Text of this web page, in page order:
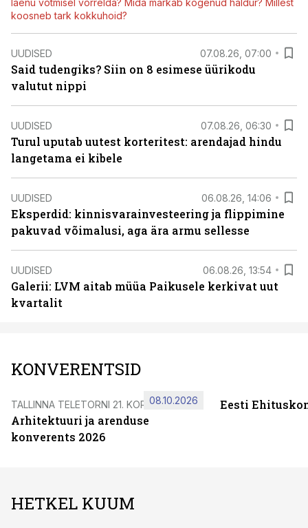
laenu võtmisel võrrelda? Mida märkab kogenud haldur? Millest
koosneb tark kokkuhoid?
UUDISED 07.08.26, 07:00
Said tudengiks? Siin on 8 esimese üürikodu
valutut nippi
UUDISED 07.08.26, 06:30
Turul uputab uutest korteritest: arendajad hindu
langetama ei kibele
UUDISED 06.08.26, 14:06
Eksperdid: kinnisvarainvesteering ja flippimine
pakuvad võimalusi, aga ära armu sellesse
UUDISED 06.08.26, 13:54
Galerii: LVM aitab müüa Paikusele kerkivat uut
kvartalit
KONVERENTSID
TALLINNA TELETORNI 21. KORRUSEL
Arhitektuuri ja arenduse
konverents 2026
08.10.2026 Eesti
HETKEL KUUM